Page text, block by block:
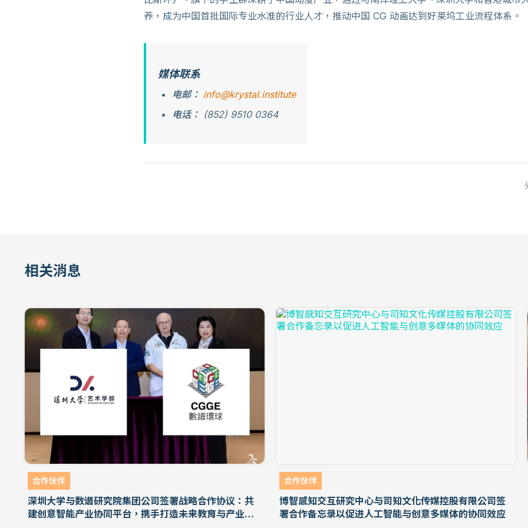
养，成为中国首批国际专业水准的行业人才，推动中国 CG 动画达到好莱坞工业流程体系。
媒体联系
电邮： info@krystal.institute
电话： (852) 9510 0364
相关消息
合作伙伴
深圳大学与数谱研究院集团公司签署战略合作协议：共
建创意智能产业协同平台，携手打造未来教育与产业新
合作伙伴
博智感知交互研究中心与司知文化传媒控股有限公司签
署合作备忘录以促进人工智能与创意多媒体的协同效应